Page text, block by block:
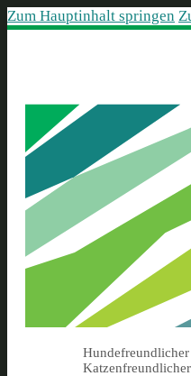
Zum Hauptinhalt springen
Hundefreundlicher